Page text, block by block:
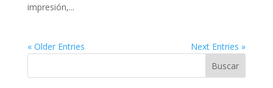
impresión,...
« Older Entries
Next Entries »
Buscar